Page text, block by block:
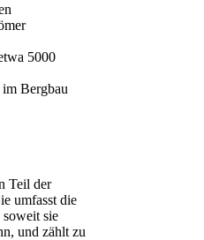
5000
Bergbau
Teil der
umfasst die
soweit sie
und zählt zu